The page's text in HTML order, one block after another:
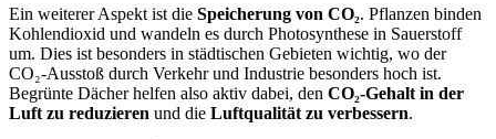
Ein weiterer Aspekt ist die Speicherung von CO₂. Pflanzen binden
Kohlendioxid und wandeln es durch Photosynthese in Sauerstoff
um. Dies ist besonders in städtischen Gebieten wichtig, wo der
CO₂-Ausstoß durch Verkehr und Industrie besonders hoch ist.
Begrünte Dächer helfen also aktiv dabei, den CO₂-Gehalt in der
Luft zu reduzieren und die Luftqualität zu verbessern.